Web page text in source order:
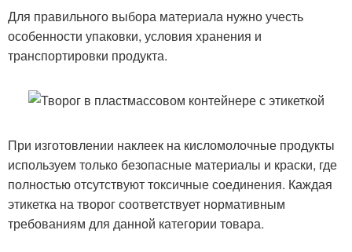
Для правильного выбора материала нужно учесть
особенности упаковки, условия хранения и
транспортировки продукта.
При изготовлении наклеек на кисломолочные продукты
используем только безопасные материалы и краски, где
полностью отсутствуют токсичные соединения. Каждая
этикетка на творог соответствует нормативным
требованиям для данной категории товара.